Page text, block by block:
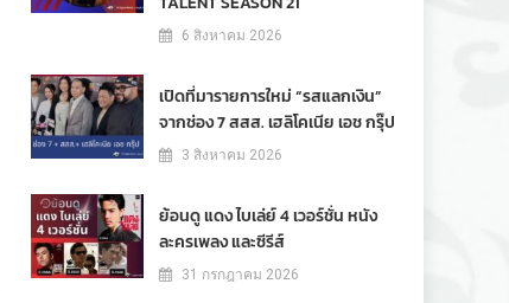
6 สิงหาคม 2026
เปิดที่มารายการใหม่ “รสแลกเงิน”
จากช่อง 7 สสส. เฮลิโคเนีย เอช กรุ๊ป
3 สิงหาคม 2026
ย้อนดู แดง ไบเล่ย์ 4 เวอร์ชั่น หนัง
ละครเพลง และซีรีส์
31 กรกฎาคม 2026